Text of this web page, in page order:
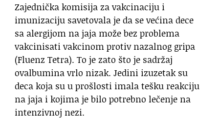
Zajednička komisija za vakcinaciju i
imunizaciju savetovala je da se većina dece
sa alergijom na jaja može bez problema
vakcinisati vakcinom protiv nazalnog gripa
(Fluenz Tetra). To je zato što je sadržaj
ovalbumina vrlo nizak. Jedini izuzetak su
deca koja su u prošlosti imala tešku reakciju
na jaja i kojima je bilo potrebno lečenje na
intenzivnoj nezi.